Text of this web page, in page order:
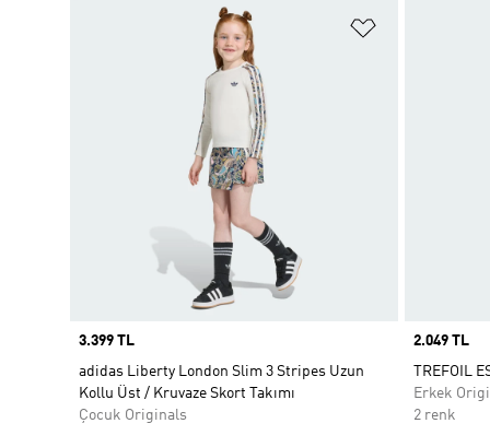
Favori
Price
3.399 TL
adidas Liberty London Slim 3 Stripes Uzun
Kollu Üst / Kruvaze Skort Takımı
Çocuk Originals
Price
2.049 TL
TREFOIL
Erkek
2 renk